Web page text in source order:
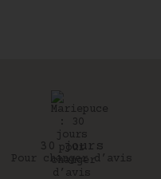
30 jours
Pour changer d’avis